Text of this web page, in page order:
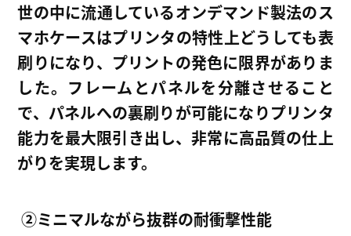
世の中に流通しているオンデマンド製法のス
マホケースはプリンタの特性上どうしても表
刷りになり、プリントの発色に限界がありま
した。フレームとパネルを分離させること
で、パネルへの裏刷りが可能になりプリンタ
能力を最大限引き出し、非常に高品質の仕上
がりを実現します。
②ミニマルながら抜群の耐衝撃性能